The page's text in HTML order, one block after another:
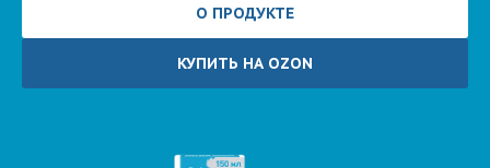
О ПРОДУКТЕ
КУПИТЬ НА OZON